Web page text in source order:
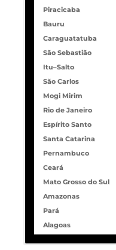
Piracicaba
Bauru
Caraguatatuba
São Sebastião
Itu–Salto
São Carlos
Mogi Mirim
Rio de Janeiro
Espírito Santo
Santa Catarina
Pernambuco
Ceará
Mato Grosso do Sul
Amazonas
Pará
Alagoas